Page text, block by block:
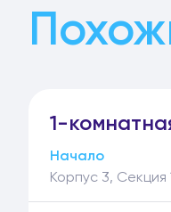
1-
Начало
Корпус 3, Секция